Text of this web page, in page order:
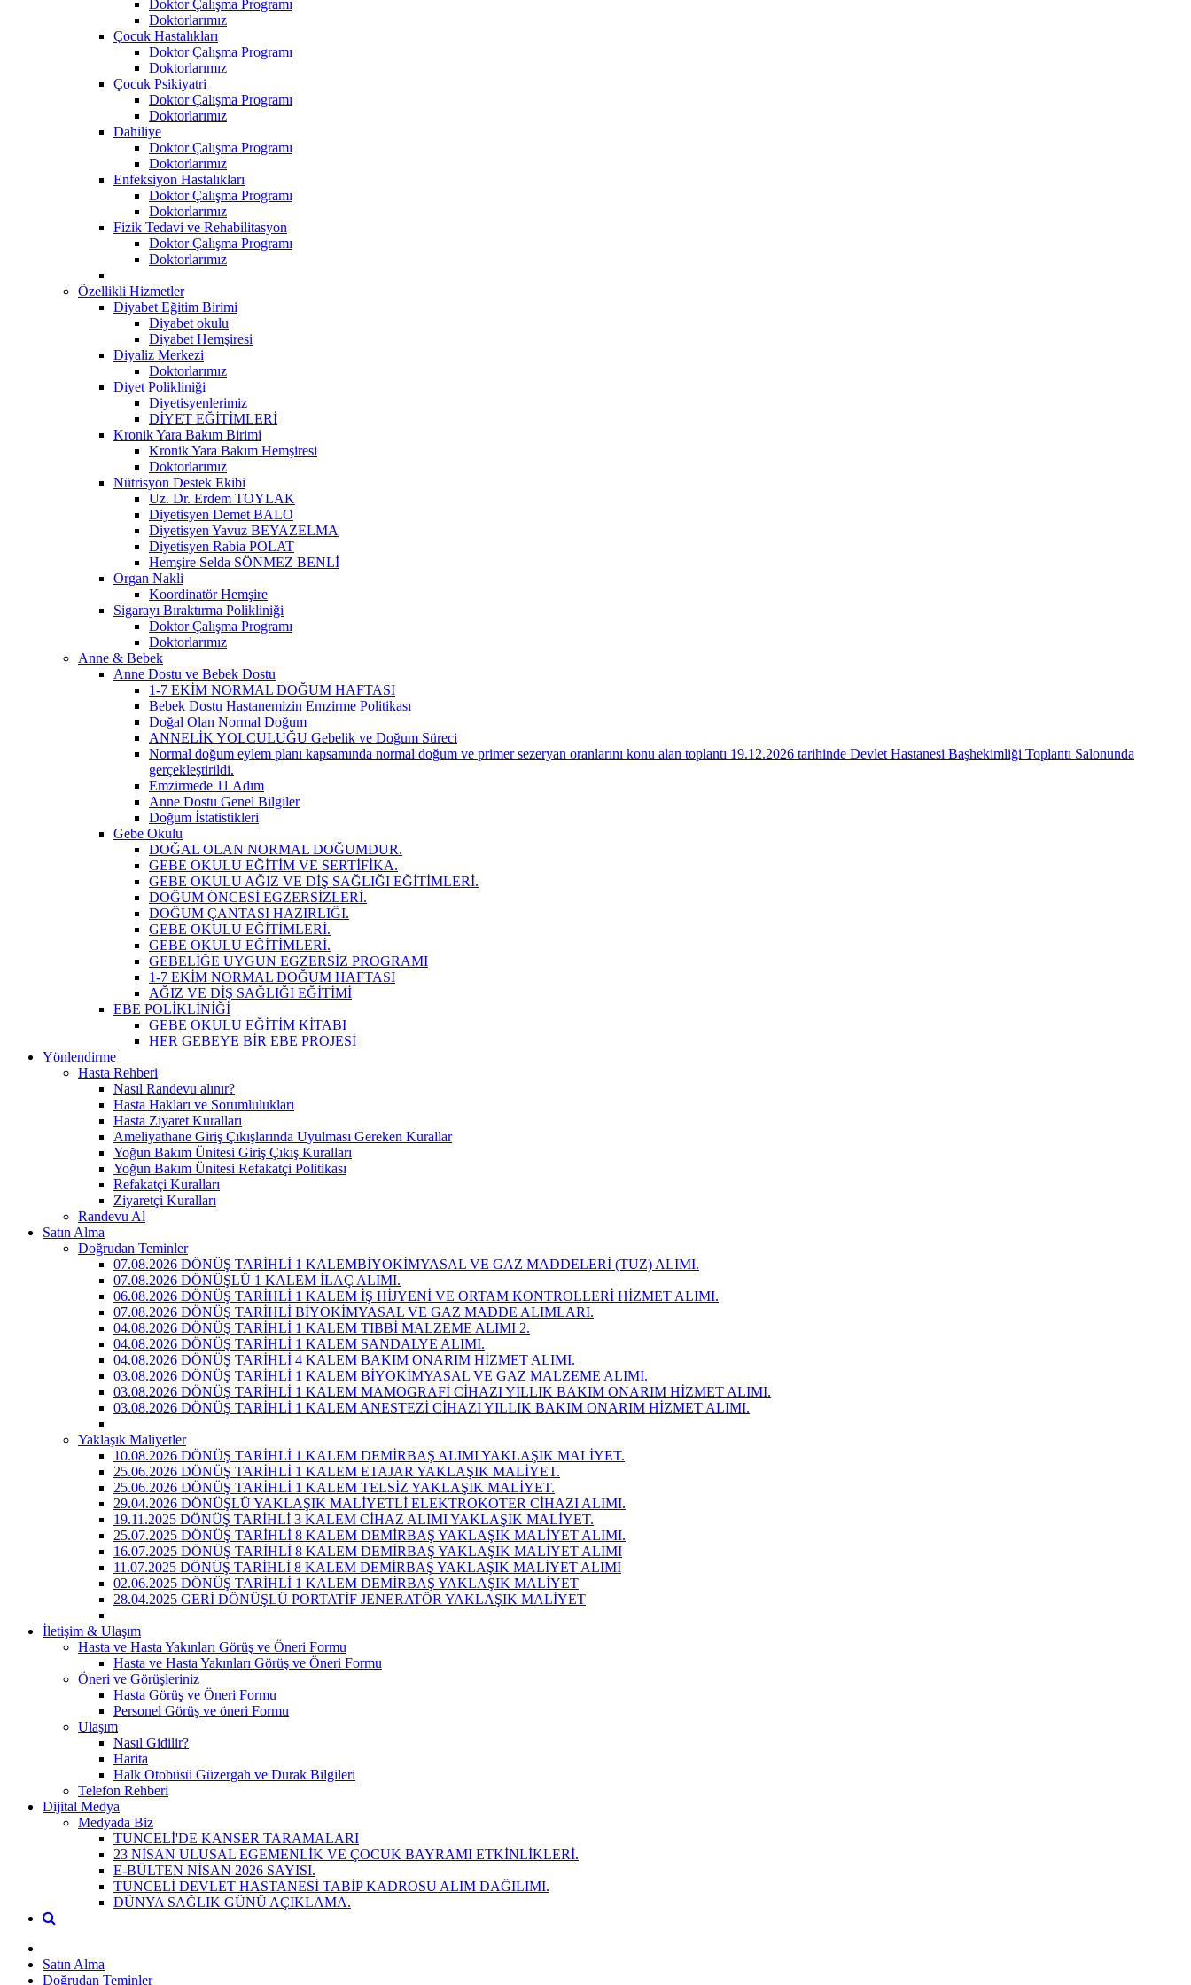
Doktor Çalışma Programı
Doktorlarımız
Çocuk Hastalıkları
Doktor Çalışma Programı
Doktorlarımız
Çocuk Psikiyatri
Doktor Çalışma Programı
Doktorlarımız
Dahiliye
Doktor Çalışma Programı
Doktorlarımız
Enfeksiyon Hastalıkları
Doktor Çalışma Programı
Doktorlarımız
Fizik Tedavi ve Rehabilitasyon
Doktor Çalışma Programı
Doktorlarımız
Özellikli Hizmetler
Diyabet Eğitim Birimi
Diyabet okulu
Diyabet Hemşiresi
Diyaliz Merkezi
Doktorlarımız
Diyet Polikliniği
Diyetisyenlerimiz
DİYET EĞİTİMLERİ
Kronik Yara Bakım Birimi
Kronik Yara Bakım Hemşiresi
Doktorlarımız
Nütrisyon Destek Ekibi
Uz. Dr. Erdem TOYLAK
Diyetisyen Demet BALO
Diyetisyen Yavuz BEYAZELMA
Diyetisyen Rabia POLAT
Hemşire Selda SÖNMEZ BENLİ
Organ Nakli
Koordinatör Hemşire
Sigarayı Bıraktırma Polikliniği
Doktor Çalışma Programı
Doktorlarımız
Anne & Bebek
Anne Dostu ve Bebek Dostu
1-7 EKİM NORMAL DOĞUM HAFTASI
Bebek Dostu Hastanemizin Emzirme Politikası
Doğal Olan Normal Doğum
ANNELİK YOLCULUĞU Gebelik ve Doğum Süreci
Normal doğum eylem planı kapsamında normal doğum ve primer sezeryan oranlarını konu alan toplantı 19.12.2026 tarihinde Devlet Hastanesi Başhekimliği Toplantı Salonunda
gerçekleştirildi.
Emzirmede 11 Adım
Anne Dostu Genel Bilgiler
Doğum İstatistikleri
Gebe Okulu
DOĞAL OLAN NORMAL DOĞUMDUR.
GEBE OKULU EĞİTİM VE SERTİFİKA.
GEBE OKULU AĞIZ VE DİŞ SAĞLIĞI EĞİTİMLERİ.
DOĞUM ÖNCESİ EGZERSİZLERİ.
DOĞUM ÇANTASI HAZIRLIĞI.
GEBE OKULU EĞİTİMLERİ.
GEBE OKULU EĞİTİMLERİ.
GEBELİĞE UYGUN EGZERSİZ PROGRAMI
1-7 EKİM NORMAL DOĞUM HAFTASI
AĞIZ VE DİŞ SAĞLIĞI EĞİTİMİ
EBE POLİKLİNİĞİ
GEBE OKULU EĞİTİM KİTABI
HER GEBEYE BİR EBE PROJESİ
Yönlendirme
Hasta Rehberi
Nasıl Randevu alınır?
Hasta Hakları ve Sorumlulukları
Hasta Ziyaret Kuralları
Ameliyathane Giriş Çıkışlarında Uyulması Gereken Kurallar
Yoğun Bakım Ünitesi Giriş Çıkış Kuralları
Yoğun Bakım Ünitesi Refakatçi Politikası
Refakatçi Kuralları
Ziyaretçi Kuralları
Randevu Al
Satın Alma
Doğrudan Teminler
07.08.2026 DÖNÜŞ TARİHLİ 1 KALEMBİYOKİMYASAL VE GAZ MADDELERİ (TUZ) ALIMI.
07.08.2026 DÖNÜŞLÜ 1 KALEM İLAÇ ALIMI.
06.08.2026 DÖNÜŞ TARİHLİ 1 KALEM İŞ HİJYENİ VE ORTAM KONTROLLERİ HİZMET ALIMI.
07.08.2026 DÖNÜŞ TARİHLİ BİYOKİMYASAL VE GAZ MADDE ALIMLARI.
04.08.2026 DÖNÜŞ TARİHLİ 1 KALEM TIBBİ MALZEME ALIMI 2.
04.08.2026 DÖNÜŞ TARİHLİ 1 KALEM SANDALYE ALIMI.
04.08.2026 DÖNÜŞ TARİHLİ 4 KALEM BAKIM ONARIM HİZMET ALIMI.
03.08.2026 DÖNÜŞ TARİHLİ 1 KALEM BİYOKİMYASAL VE GAZ MALZEME ALIMI.
03.08.2026 DÖNÜŞ TARİHLİ 1 KALEM MAMOGRAFİ CİHAZI YILLIK BAKIM ONARIM HİZMET ALIMI.
03.08.2026 DÖNÜŞ TARİHLİ 1 KALEM ANESTEZİ CİHAZI YILLIK BAKIM ONARIM HİZMET ALIMI.
Yaklaşık Maliyetler
10.08.2026 DÖNÜŞ TARİHLİ 1 KALEM DEMİRBAŞ ALIMI YAKLAŞIK MALİYET.
25.06.2026 DÖNÜŞ TARİHLİ 1 KALEM ETAJAR YAKLAŞIK MALİYET.
25.06.2026 DÖNÜŞ TARİHLİ 1 KALEM TELSİZ YAKLAŞIK MALİYET.
29.04.2026 DÖNÜŞLÜ YAKLAŞIK MALİYETLİ ELEKTROKOTER CİHAZI ALIMI.
19.11.2025 DÖNÜŞ TARİHLİ 3 KALEM CİHAZ ALIMI YAKLAŞIK MALİYET.
25.07.2025 DÖNÜŞ TARİHLİ 8 KALEM DEMİRBAŞ YAKLAŞIK MALİYET ALIMI.
16.07.2025 DÖNÜŞ TARİHLİ 8 KALEM DEMİRBAŞ YAKLAŞIK MALİYET ALIMI
11.07.2025 DÖNÜŞ TARİHLİ 8 KALEM DEMİRBAŞ YAKLAŞIK MALİYET ALIMI
02.06.2025 DÖNÜŞ TARİHLİ 1 KALEM DEMİRBAŞ YAKLAŞIK MALİYET
28.04.2025 GERİ DÖNÜŞLÜ PORTATİF JENERATÖR YAKLAŞIK MALİYET
İletişim & Ulaşım
Hasta ve Hasta Yakınları Görüş ve Öneri Formu
Hasta ve Hasta Yakınları Görüş ve Öneri Formu
Öneri ve Görüşleriniz
Hasta Görüş ve Öneri Formu
Personel Görüş ve öneri Formu
Ulaşım
Nasıl Gidilir?
Harita
Halk Otobüsü Güzergah ve Durak Bilgileri
Telefon Rehberi
Dijital Medya
Medyada Biz
TUNCELİ'DE KANSER TARAMALARI
23 NİSAN ULUSAL EGEMENLİK VE ÇOCUK BAYRAMI ETKİNLİKLERİ.
E-BÜLTEN NİSAN 2026 SAYISI.
TUNCELİ DEVLET HASTANESİ TABİP KADROSU ALIM DAĞILIMI.
DÜNYA SAĞLIK GÜNÜ AÇIKLAMA.
Satın Alma
Doğrudan Teminler